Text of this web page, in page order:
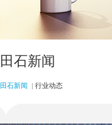
田石新闻
田石新闻 行业动态